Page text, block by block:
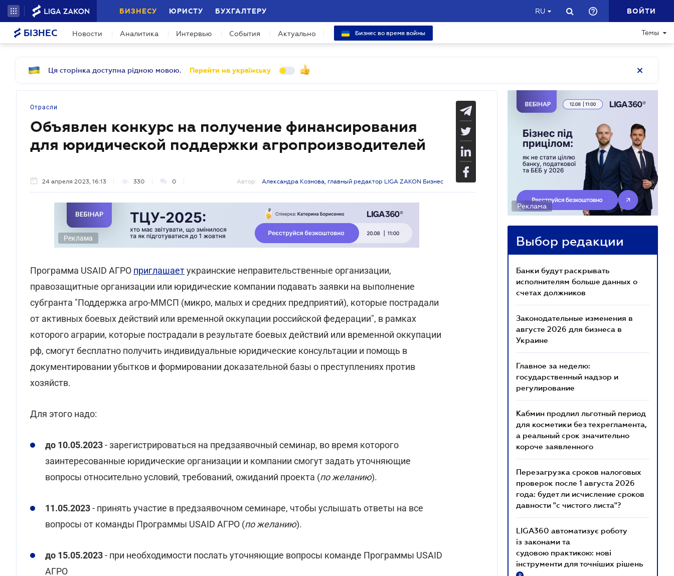
БИЗНЕСУ ЮРИСТУ БУХГАЛТЕРУ RU ВОЙТИ
БІЗНЕС Новости Аналитика Интервью События Актуально Бизнес во время войны Темы
Ця сторінка доступна рідною мовою. Перейти на українську
Отрасли
Объявлен конкурс на получение финансирования
для юридической поддержки агропроизводителей
24 апреля 2023, 16:13 330 0 Автор: Александра Кознова, главный редактор LIGA ZAKON Бизнес
Реклама
Программа USAID АГРО приглашаетукраинские неправительственные организации,
правозащитные организации или юридические компании подавать заявки на выполнение
субгранта "Поддержка агро-ММСП (микро, малых и средних предприятий), которые пострадали
от активных боевых действий или временной оккупации российской федерации", в рамках
которого аграрии, которые пострадали в результате боевых действий или временной оккупации
рф, смогут бесплатно получить индивидуальные юридические консультации и помощь в
документировании убытков и формировании доказательной базы о преступлениях против
хозяйств.
Для этого надо:
до 10.05.2023- зарегистрироваться на предзаявочный семинар, во время которого
заинтересованные юридические организации и компании смогут задать уточняющие
вопросы относительно условий, требований, ожиданий проекта (по желанию).
11.05.2023- принять участие в предзаявочном семинаре, чтобы услышать ответы на все
вопросы от команды Программы USAID АГРО (по желанию).
до 15.05.2023- при необходимости послать уточняющие вопросы команде Программы USAID
АГРО
Реклама
Выбор редакции
Банки будут раскрывать
исполнителям больше данных о
счетах должников
Законодательные изменения в
августе 2026 для бизнеса в
Украине
Главное за неделю:
государственный надзор и
регулирование
Кабмин продлил льготный период
для косметики без техрегламента,
а реальный срок значительно
короче заявленного
Перезагрузка сроков налоговых
проверок после 1 августа 2026
года: будет ли исчисление сроков
давности "с чистого листа"?
LIGA360 автоматизує роботу
із законами та
судовою практикою: нові
інструменти для точніших рішень